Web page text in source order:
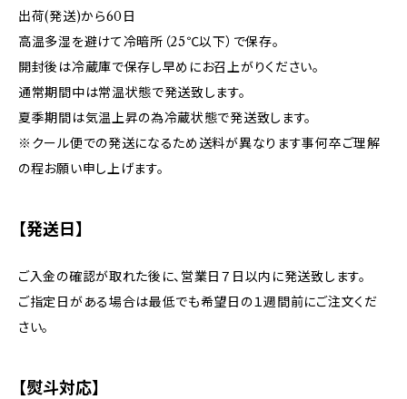
出荷(発送)から60日
高温多湿を避けて冷暗所（25℃以下）で保存。
開封後は冷蔵庫で保存し早めにお召上がりください。
通常期間中は常温状態で発送致します。
夏季期間は気温上昇の為冷蔵状態で発送致します。
※クール便での発送になるため送料が異なります事何卒ご理解
の程お願い申し上げます。
【発送日】
ご入金の確認が取れた後に、営業日７日以内に発送致します。
ご指定日がある場合は最低でも希望日の１週間前にご注文くだ
さい。
【熨斗対応】